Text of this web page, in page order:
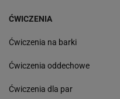
ĆWICZENIA
Ćwiczenia na barki
Ćwiczenia oddechowe
Ćwiczenia dla par